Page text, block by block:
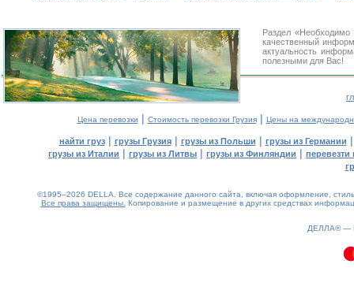
Раздел
качественный
актуальность
полезными для Вас!
Цена перевозки | Стоимость перевозки Грузия| Цены на
найти груз| грузы Грузия| грузы из Польши | грузы из Германии
грузы из Италии | грузы из Литвы | грузы из Финляндии | перевезти
©1995–2026 DELLA. Все содержание данного сайта, включая оформление,
Все права защищены. Копирование и размещение в других средствах
ДЕЛЛА® —